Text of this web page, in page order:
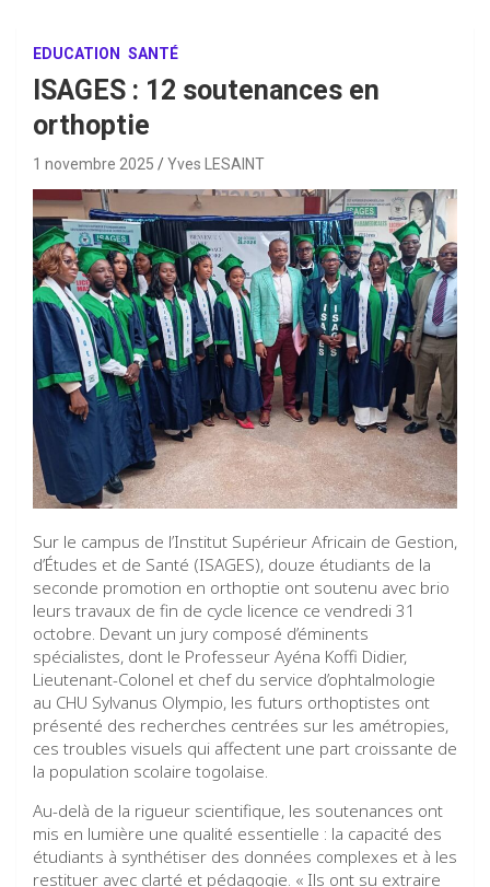
EDUCATION SANTÉ
ISAGES : 12 soutenances en
orthoptie
1 novembre 2025 Yves LESAINT
Sur le campus de l’Institut Supérieur Africain de Gestion,
d’Études et de Santé (ISAGES), douze étudiants de la
seconde promotion en orthoptie ont soutenu avec brio
leurs travaux de fin de cycle licence ce vendredi 31
octobre. Devant un jury composé d’éminents
spécialistes, dont le Professeur Ayéna Koffi Didier,
Lieutenant-Colonel et chef du service d’ophtalmologie
au CHU Sylvanus Olympio, les futurs orthoptistes ont
présenté des recherches centrées sur les amétropies,
ces troubles visuels qui affectent une part croissante de
la population scolaire togolaise.
Au-delà de la rigueur scientifique, les soutenances ont
mis en lumière une qualité essentielle : la capacité des
étudiants à synthétiser des données complexes et à les
restituer avec clarté et pédagogie. « Ils ont su extraire